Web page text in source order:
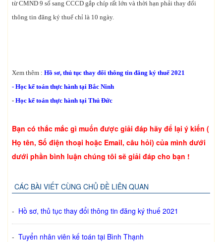
từ CMND 9 số sang CCCD gắp chíp rất lớn và thời hạn phải thay đổi
thông tin đăng ký thuế chỉ là 10 ngày.
Xem thêm : Hồ sơ, thủ tục thay đổi thông tin đăng ký thuế 2021
- Học kế toán thực hành tại Bắc Ninh
- Học kế toán thực hành tại Thủ Đức
Bạn có thắc mắc gì muốn được giải đáp hãy để lại ý kiến (
Họ tên, Số điện thoại hoặc Email, câu hỏi) của mình dưới
dưới phần bình luận chúng tôi sẽ giải đáp cho bạn !
CÁC BÀI VIẾT CÙNG CHỦ ĐỀ LIÊN QUAN
- Hồ sơ, thủ tục thay đổi thông tin đăng ký thuế 2021
- Tuyển nhân viên kế toán tại Bình Thạnh